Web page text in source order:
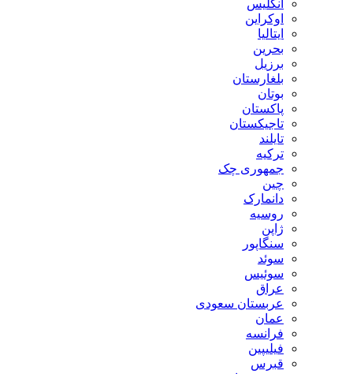
انگلیس
اوکراین
ایتالیا
بحرین
برزیل
بلغارستان
بوتان
پاکستان
تاجیکستان
تایلند
ترکیه
جمهوری چک
چین
دانمارک
روسیه
ژاپن
سنگاپور
سوئد
سوئیس
عراق
عربستان سعودی
عمان
فرانسه
فیلیپین
قبرس